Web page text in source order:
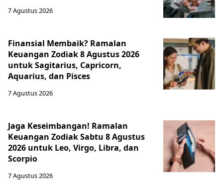
7 Agustus 2026
Finansial Membaik? Ramalan
Keuangan Zodiak 8 Agustus 2026
untuk Sagitarius, Capricorn,
Aquarius, dan Pisces
7 Agustus 2026
Jaga Keseimbangan! Ramalan
Keuangan Zodiak Sabtu 8 Agustus
2026 untuk Leo, Virgo, Libra, dan
Scorpio
7 Agustus 2026